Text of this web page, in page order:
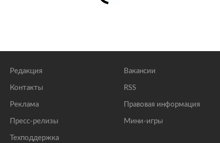
Редакция
Контакты
Реклама
Пресс-релизы
Техподдержка
Вакансии
RSS
Правовая информация
Мини-игры